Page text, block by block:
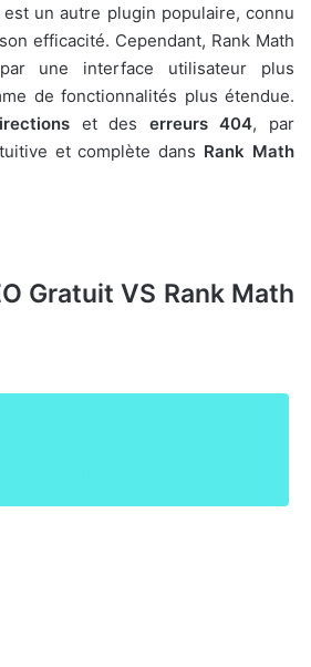
un autre plugin populaire, connu
efficacité. Cependant, Rank Math
une interface utilisateur plus
de fonctionnalités plus étendue.
et des erreurs 404, par
et complète dans Rank Math
Gratuit VS Rank Math